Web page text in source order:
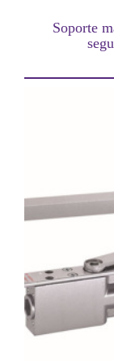
Soporte